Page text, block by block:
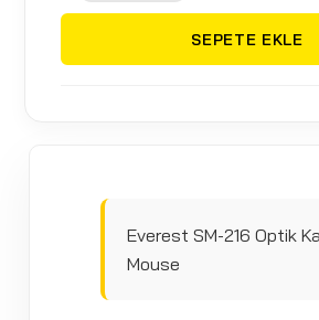
SEPETE EKLE
Everest SM-216 Optik
Mouse